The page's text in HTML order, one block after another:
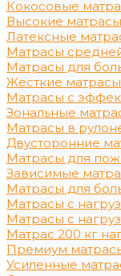
Кокосовые
Высокие матрасы
Латексные
Матрасы
Матрасы для
Жесткие матрасы
Матрасы с
Зональные
Матрасы в
Двусторонние
Матрасы для
Зависимые
Матрасы для
Матрасы с
Матрасы с
Матрас 200 кг
Премиум
Усиленные